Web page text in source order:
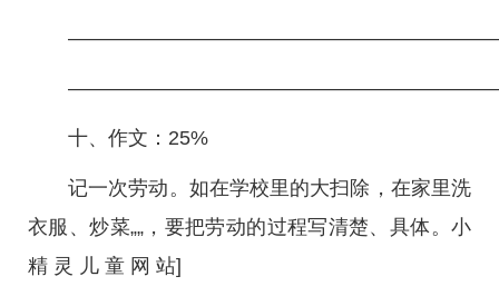
十、作文：25%
记一次劳动。如在学校里的大扫除，在家里洗
衣服、炒菜„„，要把劳动的过程写清楚、具体。小
精 灵 儿 童 网 站]